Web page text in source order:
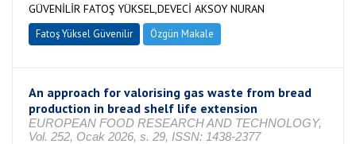
GÜVENİLİR FATOŞ YÜKSEL,DEVECİ AKSOY NURAN
Fatoş Yüksel Güvenilir Özgün Makale
An approach for valorising gas waste from bread
production in bread shelf life extension
EUROPEAN FOOD RESEARCH AND TECHNOLOGY,
Vol. 252, Ocak 2026, s. 29, ISSN: 1438-2377